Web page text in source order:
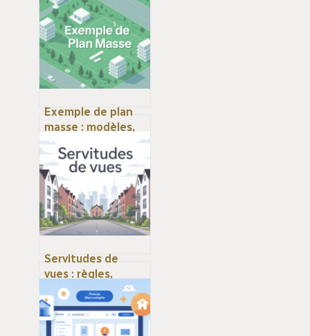
Exemple de plan
masse : modèles,
règles et bonnes
pratiques pour
réussir le vôtre
Servitudes de
vues : règles,
distances et
solutions en cas de
conflit